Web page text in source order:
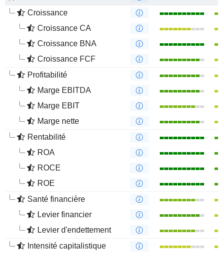
Croissance
Croissance CA
Croissance BNA
Croissance FCF
Profitabilité
Marge EBITDA
Marge EBIT
Marge nette
Rentabilité
ROA
ROCE
ROE
Santé financière
Levier financier
Levier d'endettement
Intensité capitalistique